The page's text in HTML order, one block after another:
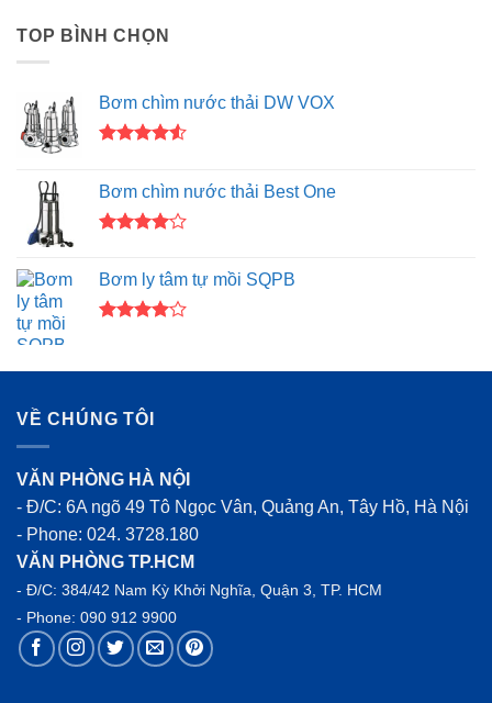
sao
TOP BÌNH CHỌN
Bơm chìm nước thải DW VOX
5 sao
Bơm chìm nước thải Best One
4.005
sao
Bơm ly tâm tự mồi SQPB
4.005
VỀ CHÚNG TÔI
VĂN PHÒNG HÀ NỘI
- Đ/C: 6A ngõ 49 Tô Ngọc Vân, Quảng An, Tây Hồ, Hà Nội
- Phone: 024. 3728.180
VĂN PHÒNG TP.HCM
- Đ/C: 384/42 Nam Kỳ Khởi Nghĩa, Quận 3, TP. HCM
- Phone: 090 912 9900